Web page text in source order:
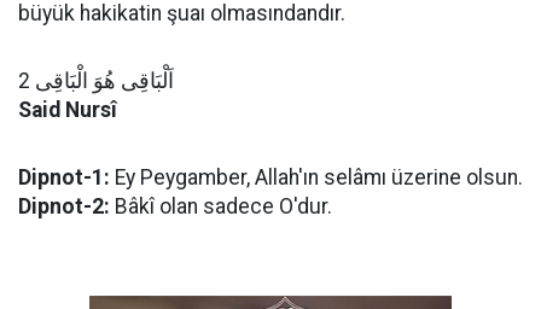
büyük hakikatin şuaı olmasındandır.
اَلْبَاقِى هُوَ الْبَاقِى 2
Said Nursî
Dipnot-1: Ey Peygamber, Allah'ın selâmı üzerine olsun.
Dipnot-2: Bâkî olan sadece O'dur.